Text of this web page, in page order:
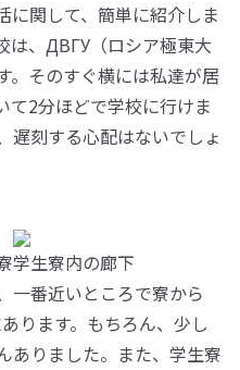
関して、簡単に紹介しま
は、ДВГУ（ロシア極東大
。そのすぐ横には私達が居
て2分ほどで学校に行けま
遅刻する心配はないでしょ
学生寮内の廊下
一番近いところで寮から
ります。もちろん、少し
ありました。また、学生寮